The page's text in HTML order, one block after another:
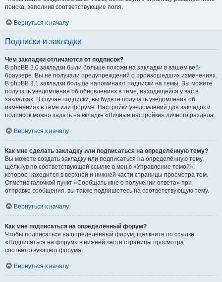
поиска, заполнив соответствующие поля.
Вернуться к началу
Подписки и закладки
Чем закладки отличаются от подписок?
В phpBB 3.0 закладки были больше похожи на закладки в вашем веб-
браузере. Вы не получали предупреждений о произошедших изменениях.
В phpBB 3.1 закладки больше напоминают подписки на темы. Вы можете
получать уведомления об обновлениях в теме, находящейся у вас в
закладках. В случае подписки, вы будете получать уведомления об
изменениях в теме или форуме. Настройки уведомлений для закладок и
подписок можно задать на вкладке «Личные настройки» личного раздела.
Вернуться к началу
Как мне сделать закладку или подписаться на определённую тему?
Вы можете создать закладку или подписаться на определённую тему,
щёлкнув по соответствующей ссылке в меню «Управление темой»,
которое находится в верхней и нижней части страницы просмотра тем.
Отметив галочкой пункт «Сообщать мне о получении ответа» при
отправке сообщения, вы также подпишетесь на соответствующую тему.
Вернуться к началу
Как мне подписаться на определённый форум?
Чтобы подписаться на определённый форум, щёлкните по ссылке
«Подписаться на форум» в нижней части страницы просмотра
соответствующего форума.
Вернуться к началу